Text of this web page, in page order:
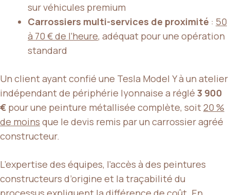
sur véhicules premium
Carrossiers multi-services de proximité : 50
à 70 € de l’heure, adéquat pour une opération
standard
Un client ayant confié une Tesla Model Y à un atelier
indépendant de périphérie lyonnaise a réglé 3 900
€ pour une peinture métallisée complète, soit20 %
de moins que le devis remis par un carrossier agréé
constructeur.
L’expertise des équipes, l’accès à des peintures
constructeurs d’origine et la traçabilité du